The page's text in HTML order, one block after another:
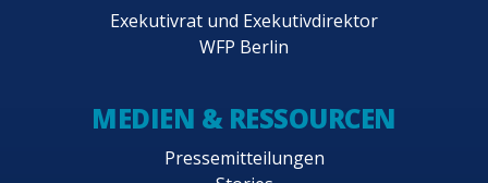
Exekutivrat und Exekutivdirektor
WFP Berlin
MEDIEN & RESSOURCEN
Pressemitteilungen